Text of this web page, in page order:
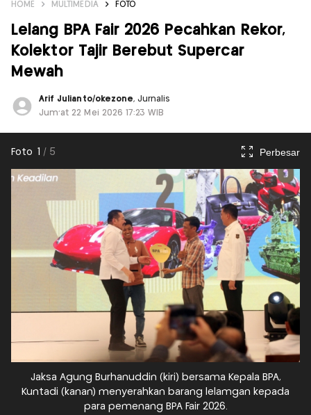
HOME MULTIMEDIA FOTO
Lelang BPA Fair 2026 Pecahkan Rekor,
Kolektor Tajir Berebut Supercar
Mewah
Arif Julianto/okezone, Jurnalis
Jum'at 22 Mei 2026 17:23 WIB
Foto 1 / 5 Perbesar
Jaksa Agung Burhanuddin (kiri) bersama Kepala BPA,
Kuntadi (kanan) menyerahkan barang lelamgan kepada
para pemenang BPA Fair 2026.